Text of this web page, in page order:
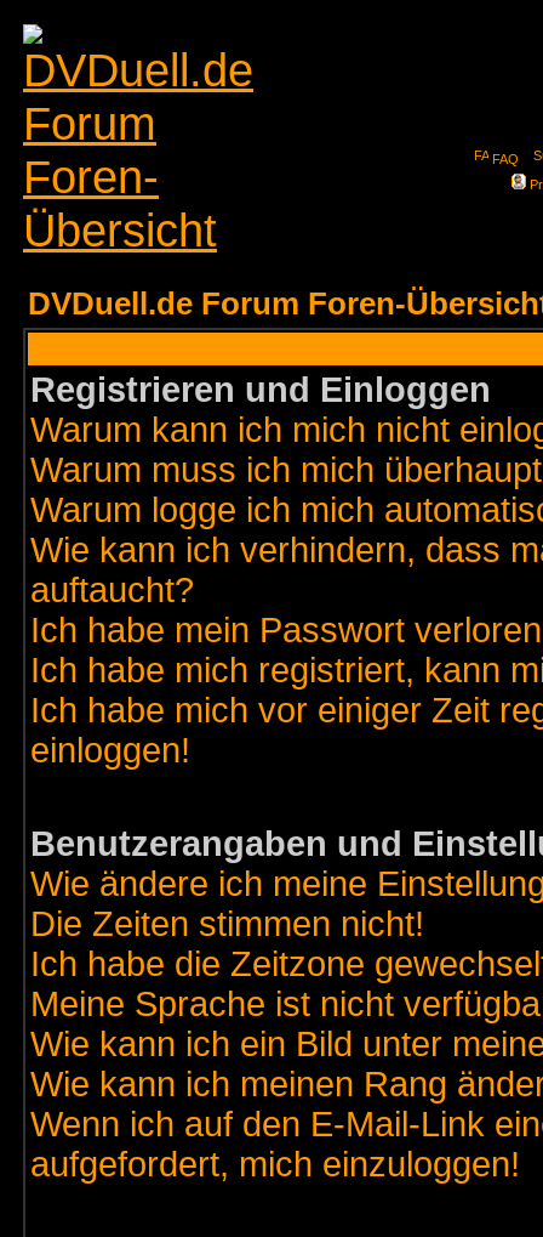
FAQ
DVDuell.de Forum Foren-
Registrieren und Einloggen
Warum kann ich mich nicht
Warum muss ich mich
Warum logge ich mich
Wie kann ich verhindern, dass
auftaucht?
Ich habe mein Passwort
Ich habe mich registriert, kann
Ich habe mich vor einiger Zeit
einloggen!
Benutzerangaben und
Wie ändere ich meine
Die Zeiten stimmen nicht!
Ich habe die Zeitzone
Meine Sprache ist nicht
Wie kann ich ein Bild unter
Wie kann ich meinen Rang
Wenn ich auf den E-Mail-Link
aufgefordert, mich einzuloggen!